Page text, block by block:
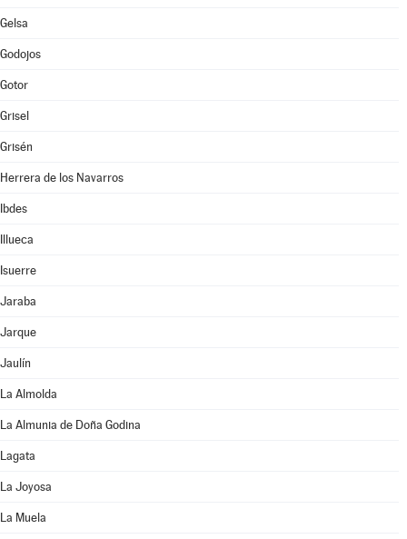
Gelsa
Godojos
Gotor
Grisel
Grisén
Herrera de los Navarros
Ibdes
Illueca
Isuerre
Jaraba
Jarque
Jaulín
La Almolda
La Almunia de Doña Godina
Lagata
La Joyosa
La Muela